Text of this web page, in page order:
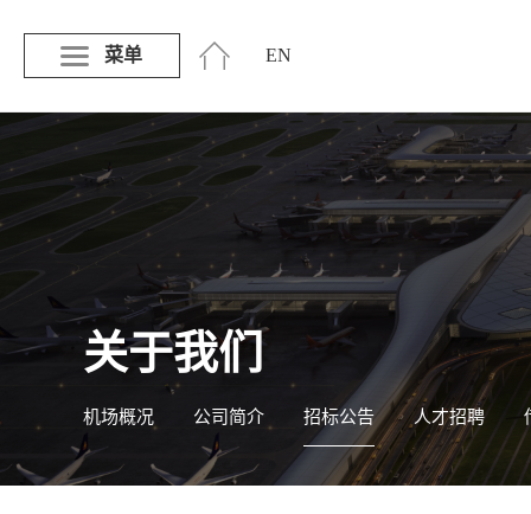
菜单 EN
关于我们
机场概况 公司简介 招标公告 人才招聘